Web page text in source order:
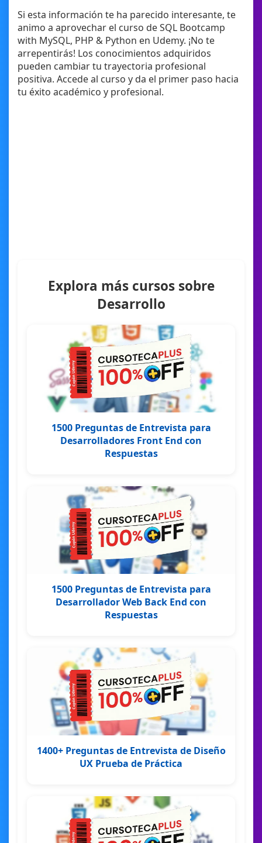
Si esta información te ha parecido interesante, te
animo a aprovechar el curso de SQL Bootcamp
with MySQL, PHP & Python en Udemy. ¡No te
arrepentirás! Los conocimientos adquiridos
pueden cambiar tu trayectoria profesional
positiva. Accede al curso y da el primer paso hacia
tu éxito académico y profesional.
Explora más cursos sobre
Desarrollo
1500 Preguntas de Entrevista para
Desarrolladores Front End con
Respuestas
1500 Preguntas de Entrevista para
Desarrollador Web Back End con
Respuestas
1400+ Preguntas de Entrevista de Diseño
UX Prueba de Práctica